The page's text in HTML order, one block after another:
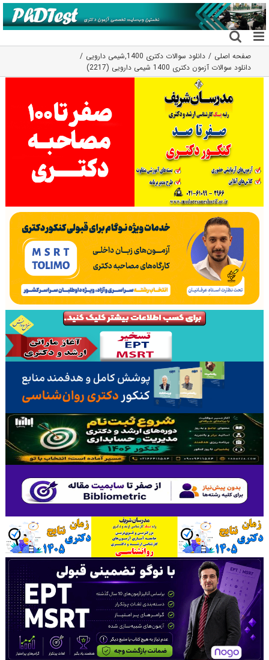
رفتن
به
محتوا
صفحه اصلی دانلود سوالات دکتری 1400 ,شیمی دارویی
دانلود سوالات آزمون دکتری 1400 شیمی دارویی (2217)